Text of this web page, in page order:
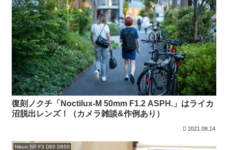
復刻ノクチ「Noctilux-M 50mm F1.2 ASPH.」はライカ
沼脱出レンズ！（カメラ雑談&作例あり）
2021.08.14
Nikon SP F3 D60 D850